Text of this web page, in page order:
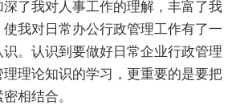
我对人事工作的理解，丰富了我
我对日常办公行政管理工作有了一
。认识到要做好日常企业行政管理
理论知识的学习，更重要的是要把
相结合。